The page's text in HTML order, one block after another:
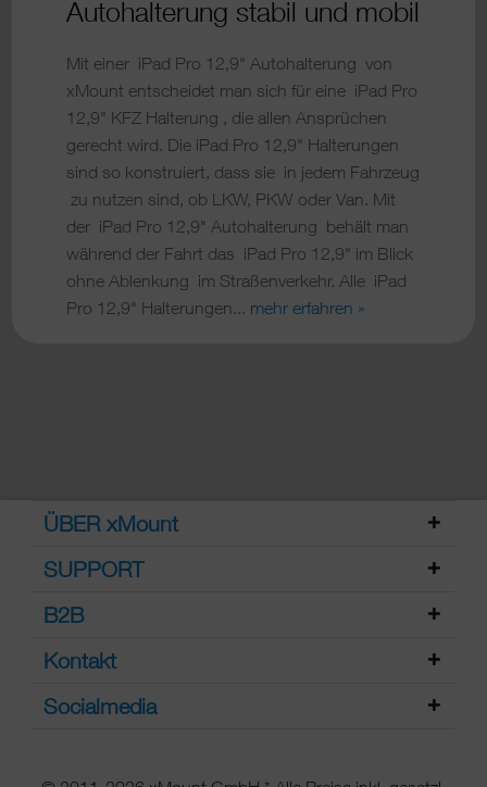
Autohalterung stabil und mobil
Mit einer iPad Pro 12,9" Autohalterung von
xMount entscheidet man sich für eine iPad Pro
12,9" KFZ Halterung , die allen Ansprüchen
gerecht wird. Die iPad Pro 12,9" Halterungen
sind so konstruiert, dass sie in jedem Fahrzeug
zu nutzen sind, ob LKW, PKW oder Van. Mit
der iPad Pro 12,9" Autohalterung behält man
während der Fahrt das iPad Pro 12,9" im Blick
ohne Ablenkung im Straßenverkehr. Alle iPad
Pro 12,9" Halterungen... mehr erfahren »
ÜBER xMount
SUPPORT
B2B
Kontakt
Socialmedia